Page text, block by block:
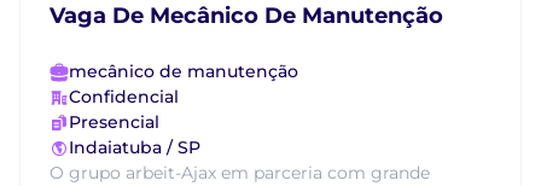
Vaga De Mecânico De Manutenção
mecânico de manutenção
Confidencial
Presencial
Indaiatuba / SP
O grupo arbeit-Ajax em parceria com grande